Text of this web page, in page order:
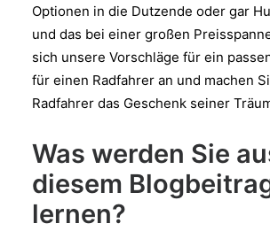
Optionen in die Dutzende oder gar
und das bei einer großen
sich unsere Vorschläge für ein
für einen Radfahrer an und machen
Radfahrer das Geschenk seiner
Was werden Sie
diesem
lernen?